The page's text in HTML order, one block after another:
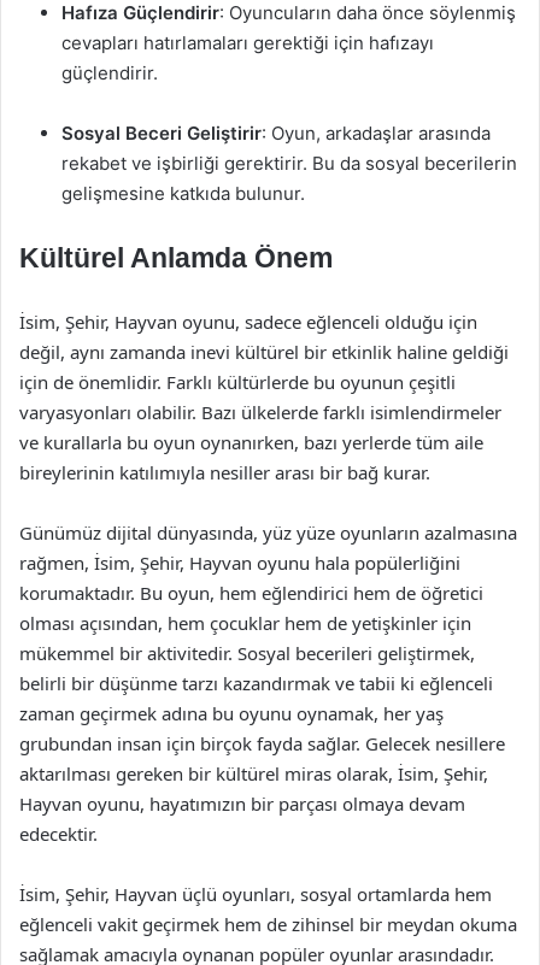
Hafıza Güçlendirir: Oyuncuların daha önce söylenmiş
cevapları hatırlamaları gerektiği için hafızayı
güçlendirir.
Sosyal Beceri Geliştirir: Oyun, arkadaşlar arasında
rekabet ve işbirliği gerektirir. Bu da sosyal becerilerin
gelişmesine katkıda bulunur.
Kültürel Anlamda Önem
İsim, Şehir, Hayvan oyunu, sadece eğlenceli olduğu için
değil, aynı zamanda inevi kültürel bir etkinlik haline geldiği
için de önemlidir. Farklı kültürlerde bu oyunun çeşitli
varyasyonları olabilir. Bazı ülkelerde farklı isimlendirmeler
ve kurallarla bu oyun oynanırken, bazı yerlerde tüm aile
bireylerinin katılımıyla nesiller arası bir bağ kurar.
Günümüz dijital dünyasında, yüz yüze oyunların azalmasına
rağmen, İsim, Şehir, Hayvan oyunu hala popülerliğini
korumaktadır. Bu oyun, hem eğlendirici hem de öğretici
olması açısından, hem çocuklar hem de yetişkinler için
mükemmel bir aktivitedir. Sosyal becerileri geliştirmek,
belirli bir düşünme tarzı kazandırmak ve tabii ki eğlenceli
zaman geçirmek adına bu oyunu oynamak, her yaş
grubundan insan için birçok fayda sağlar. Gelecek nesillere
aktarılması gereken bir kültürel miras olarak, İsim, Şehir,
Hayvan oyunu, hayatımızın bir parçası olmaya devam
edecektir.
İsim, Şehir, Hayvan üçlü oyunları, sosyal ortamlarda hem
eğlenceli vakit geçirmek hem de zihinsel bir meydan okuma
sağlamak amacıyla oynanan popüler oyunlar arasındadır.